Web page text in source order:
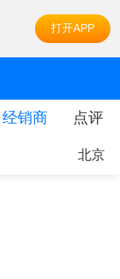
打开APP
经销商 点评
北京